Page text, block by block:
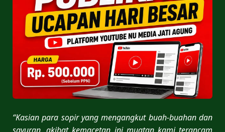
“Kasian para sopir yang mengangkut buah-buahan dan